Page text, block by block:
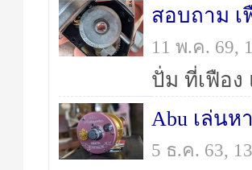
สอบถาม เ
11 พ.ค. 69,
ปั่ม ที่เฟือ
Abu เล่นห
5 ธ.ค. 63,